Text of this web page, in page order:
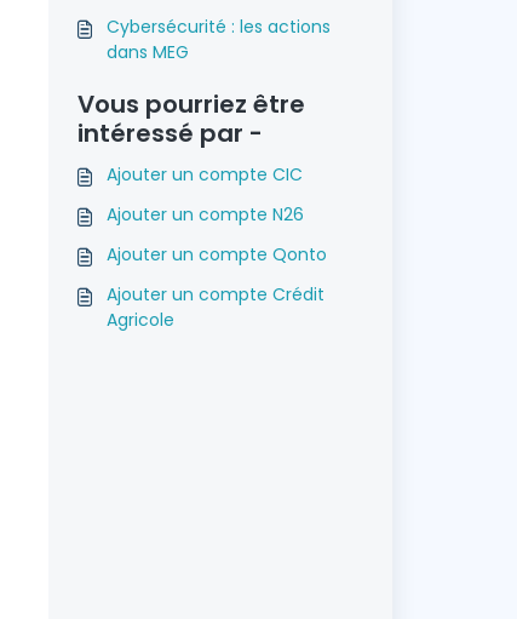
Cybersécurité : les actions
dans MEG
Vous pourriez être
intéressé par -
Ajouter un compte CIC
Ajouter un compte N26
Ajouter un compte Qonto
Ajouter un compte Crédit
Agricole